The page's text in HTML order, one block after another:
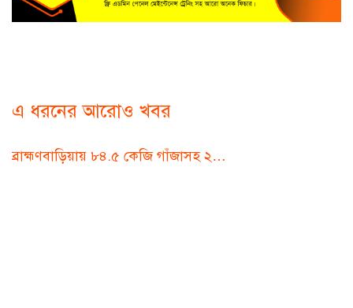
এ ধরনের আরোও খবর
ব্রাহ্মণবাড়িয়ায় ৮৪.৫ কেজি গাঁজাসহ ২…